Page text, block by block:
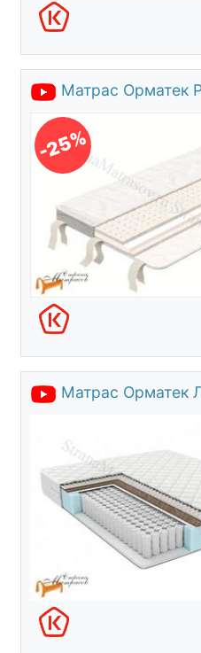
Матрас Орматек
-25%
Матрас Орматек